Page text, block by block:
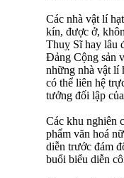
Các nhà vật lí
kín, được ở,
Thuỵ Sĩ hay lâu
Đảng Cộng sản
những nhà vật lí
có thể liên hệ
tưởng đối lập
Các khu nghiên
phẩm văn hoá
diễn trước đám
buổi biểu diễn